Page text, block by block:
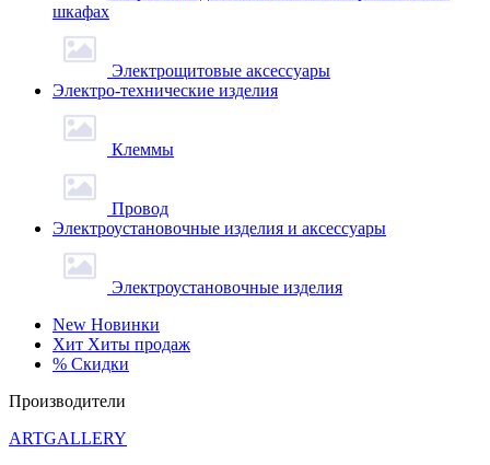
шкафах
Электрощитовые аксессуары
Электро-технические изделия
Клеммы
Провод
Электроустановочные изделия и аксессуары
Электроустановочные изделия
New Новинки
Хит Хиты продаж
% Скидки
Производители
ARTGALLERY